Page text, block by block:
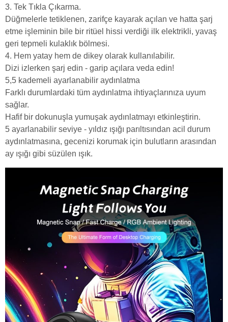
3. Tek Tıkla Çıkarma.
Düğmelerle tetiklenen, zarifçe kayarak açılan ve hatta şarj
etme işleminin bile bir ritüel hissi verdiği ilk elektrikli, yavaş
geri tepmeli kulaklık bölmesi.
4. Hem yatay hem de dikey olarak kullanılabilir.
Dizi izlerken şarj edin - garip açılara veda edin!
5,5 kademeli ayarlanabilir aydınlatma
Farklı durumlardaki tüm aydınlatma ihtiyaçlarınıza uyum
sağlar.
Hafif bir dokunuşla yumuşak aydınlatmayı etkinleştirin.
5 ayarlanabilir seviye - yıldız ışığı parıltısından acil durum
aydınlatmasına, gecenizi korumak için bulutların arasından
ay ışığı gibi süzülen ışık.